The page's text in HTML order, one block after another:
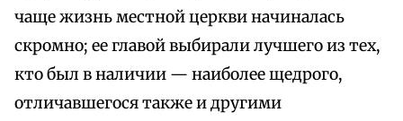
чаще жизнь местной церкви начиналась
скромно; ее главой выбирали лучшего из тех,
кто был в наличии — наиболее щедрого,
отличавшегося также и другими